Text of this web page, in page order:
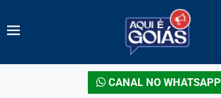
CANAL NO WHATSAPP